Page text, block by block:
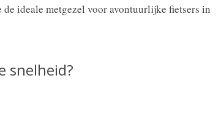
ideale metgezel voor avontuurlijke fietsers in
snelheid?